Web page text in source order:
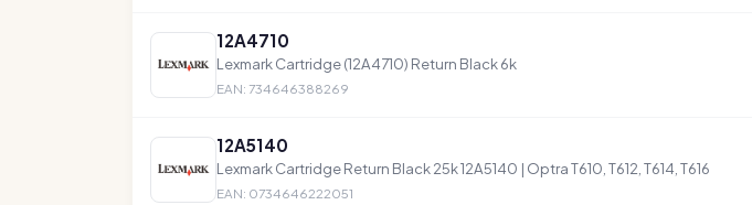
12A4710
Lexmark Cartridge (12A4710) Return Black 6k
EAN: 734646388269
12A5140
Lexmark Cartridge Return Black 25k 12A5140 | Optra T610, T612, T614, T616
EAN: 0734646222051